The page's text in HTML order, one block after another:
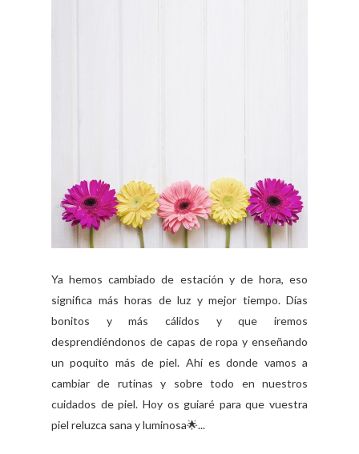
Ya hemos cambiado de estación y de hora, eso
significa más horas de luz y mejor tiempo. Días
bonitos y más cálidos y que iremos
desprendiéndonos de capas de ropa y enseñando
un poquito más de piel. Ahí es donde vamos a
cambiar de rutinas y sobre todo en nuestros
cuidados de piel. Hoy os guiaré para que vuestra
piel reluzca sana y luminosa🌟...